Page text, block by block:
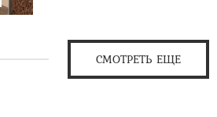
СМОТРЕТЬ ЕЩЕ